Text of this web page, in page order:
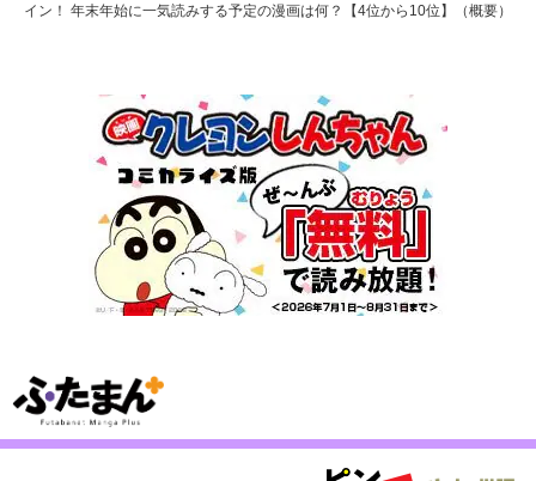
イン！ 年末年始に一気読みする予定の漫画は何？【4位から10位】（概要）